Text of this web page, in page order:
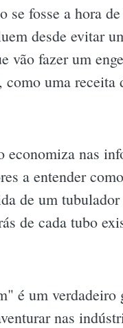
se fosse a hora
desde evitar
vão fazer um
uma receita
nas
a entender
de um
de cada tubo
é um verdadeiro
nas